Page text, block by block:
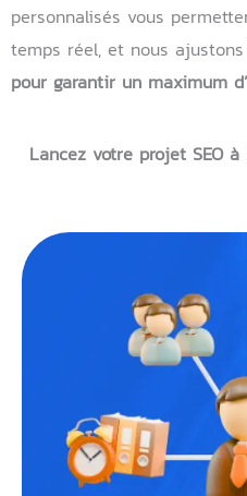
personnalisés vous
temps réel, et nous
pour garantir un maximum
Lancez votre projet SEO à